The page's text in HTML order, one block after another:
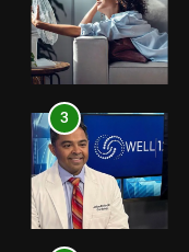
3
4